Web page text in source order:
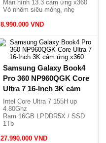
Màn hình 13.3 cảm ứng x360
Vỏ nhôm siêu mỏng, nhẹ
8.990.000 VND
Samsung Galaxy Book4
Pro 360 NP960QGK Core
Ultra 7 16-Inch 3K cảm
ứng x360
Intel Core Ultra 7 155H up
4.80Ghz
Ram 16GB LPDDR5X / SSD
1Tb
120Hz
27.990.000 VND